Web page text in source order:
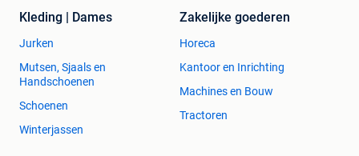
Kleding | Dames
Jurken
Mutsen, Sjaals en
Handschoenen
Schoenen
Winterjassen
Zakelijke goederen
Horeca
Kantoor en Inrichting
Machines en Bouw
Tractoren